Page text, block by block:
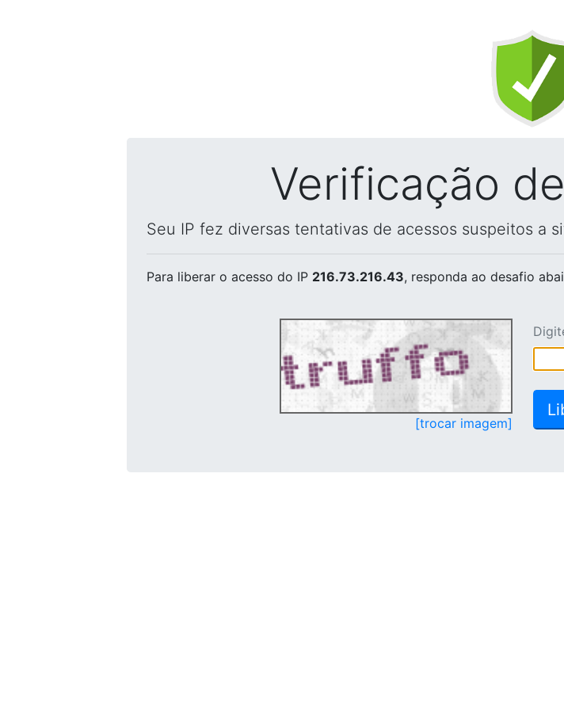
Verificação
Seu IP fez diversas tentativas de acessos suspeitos a
Para liberar o acesso do IP 216.73.216.43, responda ao desafio
[trocar imagem]